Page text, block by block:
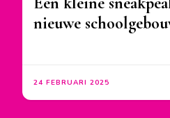
nieuwe
24 FEBRUARI 2025